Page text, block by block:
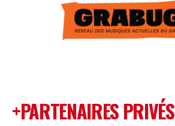
+PARTENAIRES PRIVÉS